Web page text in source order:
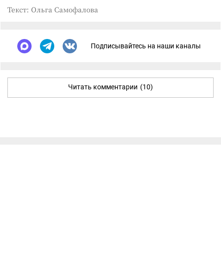
Текст: Ольга Самофалова
Подписывайтесь на наши каналы
Читать комментарии (10)